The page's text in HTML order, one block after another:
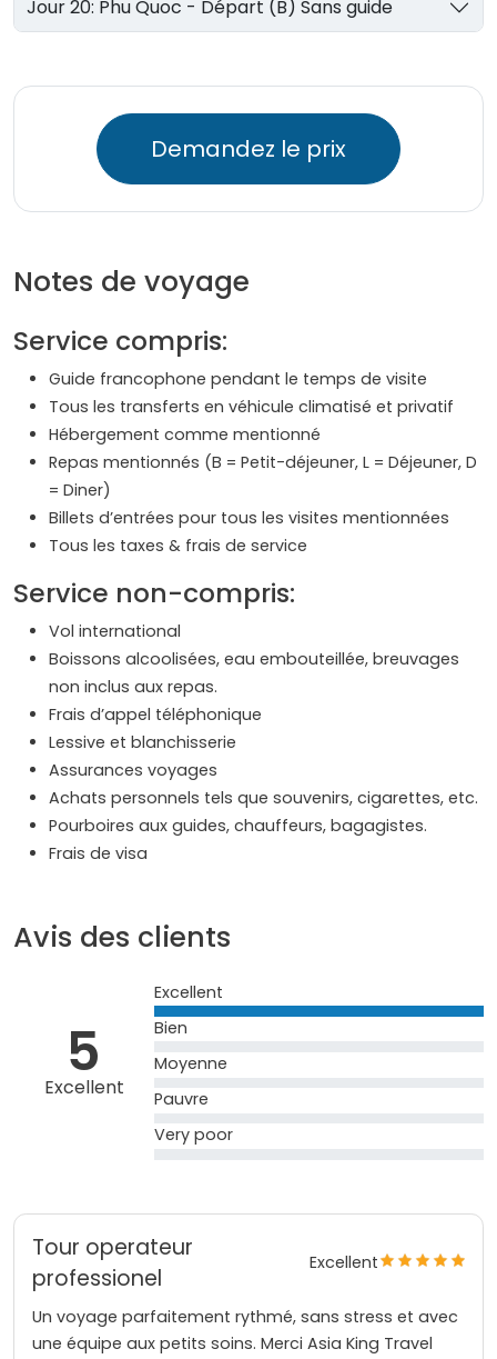
Jour 20: Phu Quoc - Départ (B) Sans guide
Demandez le prix
Notes de voyage
Service compris:
Guide francophone pendant le temps de visite
Tous les transferts en véhicule climatisé et privatif
Hébergement comme mentionné
Repas mentionnés (B = Petit-déjeuner, L = Déjeuner, D
= Diner)
Billets d’entrées pour tous les visites mentionnées
Tous les taxes & frais de service
Service non-compris:
Vol international
Boissons alcoolisées, eau embouteillée, breuvages
non inclus aux repas.
Frais d’appel téléphonique
Lessive et blanchisserie
Assurances voyages
Achats personnels tels que souvenirs, cigarettes, etc.
Pourboires aux guides, chauffeurs, bagagistes.
Frais de visa
Avis des clients
5
Excellent
Excellent
Bien
Moyenne
Pauvre
Very poor
Tour operateur
professionel
Excellent
Un voyage parfaitement rythmé, sans stress et avec
une équipe aux petits soins. Merci Asia King Travel